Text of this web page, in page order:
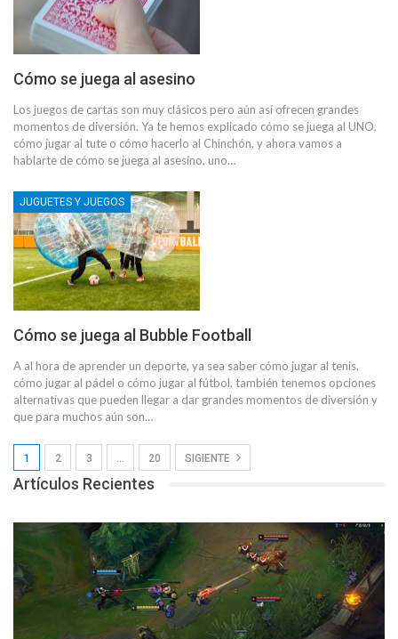
Cómo se juega al asesino
Los juegos de cartas son muy clásicos pero aún así ofrecen grandes
momentos de diversión. Ya te hemos explicado cómo se juega al UNO,
cómo jugar al tute o cómo hacerlo al Chinchón, y ahora vamos a
hablarte de cómo se juega al asesino, uno…
JUGUETES Y JUEGOS
Cómo se juega al Bubble Football
A al hora de aprender un deporte, ya sea saber cómo jugar al tenis,
cómo jugar al pádel o cómo jugar al fútbol, también tenemos opciones
alternativas que pueden llegar a dar grandes momentos de diversión y
que para muchos aún son…
1 2 3 … 20 SIGIENTE
Artículos Recientes